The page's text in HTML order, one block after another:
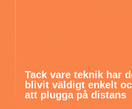
Tack vare teknik har
blivit väldigt enkelt
att plugga på distans